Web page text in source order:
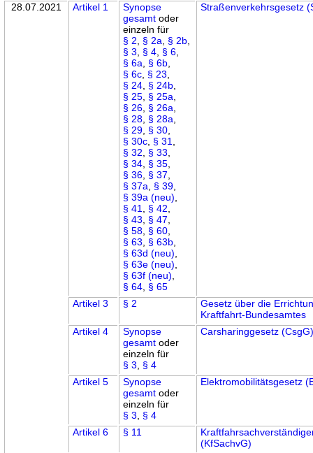
28.07.2021
Artikel 1
Synopse
gesamt oder
einzeln für
§ 2
§ 2a § 2b
§ 3
§ 4 § 6
§ 6a
§ 6b
§ 6c § 23
§ 24 § 24b
§ 25 § 25a
§ 26 § 26a
§ 28 § 28a
§ 29 § 30
§ 30c § 31
§ 32
§ 33
§ 34 § 35
§ 36 § 37
§ 37a
§ 39
§ 39a (neu)
§ 41
§ 42
§ 43
§ 47
§ 58 § 60
§ 63
§ 63b
§ 63d (neu)
§ 63e (neu)
§ 63f (neu)
§ 64 § 65
Straßenverkehrsgesetz
Artikel 3 § 2
Gesetz über die
Kraftfahrt-Bundesamtes
Artikel 4
Synopse
gesamt oder
einzeln für
§ 3
§ 4
Carsharinggesetz
Artikel 5
Synopse
gesamt oder
einzeln für
§ 3
§ 4
Elektromobilitätsgesetz
Artikel 6 § 11
(KfSachvG)